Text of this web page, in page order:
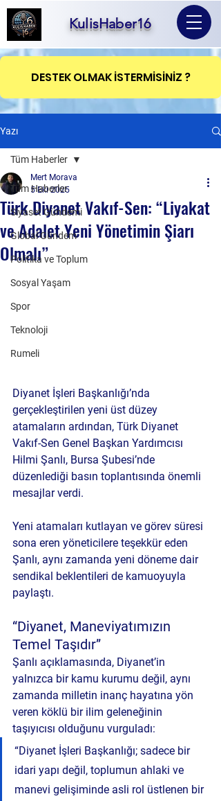
KulisHaber16
DESTEK OLMAK İSTERMİSİNİZ ?
Yazı
Tüm Haberler
Siyaset Gündemi
Global Gündem
Politika ve Toplum
Sosyal Yaşam
Spor
Teknoloji
Rumeli
Tüm Haberler
Türk Diyanet Vakıf-Sen: “Liyakat
ve Adalet Yeni Yönetimin Şiarı
Olmalı”
Mert Morava
5 Eki 2025
Diyanet İşleri Başkanlığı’nda
gerçekleştirilen yeni üst düzey
atamaların ardından, Türk Diyanet
Vakıf-Sen Genel Başkan Yardımcısı
Hilmi Şanlı, Bursa Şubesi’nde
düzenlediği basın toplantısında önemli
mesajlar verdi.
Yeni atamaları kutlayan ve görev süresi
sona eren yöneticilere teşekkür eden
Şanlı, aynı zamanda yeni döneme dair
sendikal beklentileri de kamuoyuyla
paylaştı.
“Diyanet, Maneviyatımızın
Temel Taşıdır”
Şanlı açıklamasında, Diyanet’in
yalnızca bir kamu kurumu değil, aynı
zamanda milletin inanç hayatına yön
veren köklü bir ilim geleneğinin
taşıyıcısı olduğunu vurguladı:
“Diyanet İşleri Başkanlığı; sadece bir
idari yapı değil, toplumun ahlaki ve
manevi gelişiminde asli rol üstlenen bir